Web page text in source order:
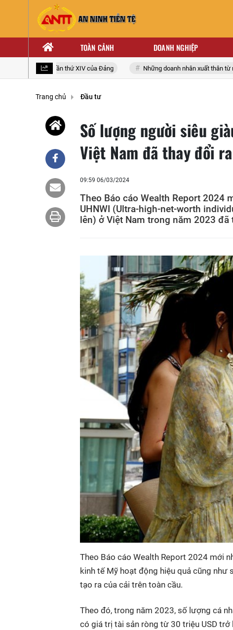
TOÀN CẢNH DOANH NGHIỆP
toàn quốc lần thứ XIV của Đảng Những doanh nhân xuất thân từ nhà
Trang chủ Đầu tư
Số lượng người siêu
Việt Nam đã thay đổi
09:59 06/03/2024
Theo Báo cáo Wealth Report 2024
UHNWI (Ultra-high-net-worth
lên) ở Việt Nam trong năm 2023
Theo Báo cáo Wealth Report 2024 mới
kinh tế Mỹ hoạt động hiệu quả cũng
tạo ra của cải trên toàn cầu.
Theo đó, trong năm 2023, số lượng cá
có giá trị tài sản ròng từ 30 triệu USD trở